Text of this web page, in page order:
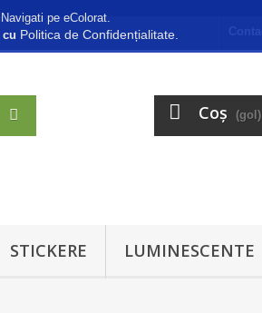
Coş (gol)
STICKERE LUMINESCENTE
pe eColorat.
cu Politica de Confidențialitate.